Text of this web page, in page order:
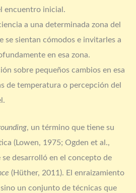
encuentro inicial.
a una determinada zona del
se sientan cómodos e invitarles a
en esa zona.
sobre pequeños cambios en esa
de temperatura o percepción del
, un término que tiene su
(Lowen, 1975; Ogden et al.,
desarrolló en el concepto de
(Hüther, 2011). El enraizamiento
un conjunto de técnicas que